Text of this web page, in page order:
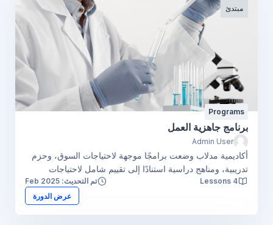
مبتدئ
Programs
برنامج جاهزية العمل
Admin User
أكاديمية مدلاب وضعت برامجًا موجهة لاحتياجات السوق، وحزم
تدريبية، ومناهج دراسية استنادًا إلى تقييم شامل لاحتياجات
ممارسي المختبرات الطبية في القرن الحادي والعشرين. تم بناء
تصميم وتقديم البرامج على منهجيات تعلم الكبار (المعرفة،
4 Lessons
تم التحديث: Feb 2025
عرض الدورة